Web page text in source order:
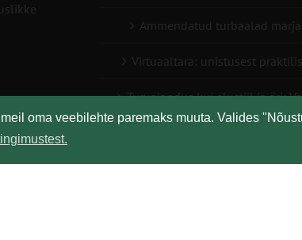
oma veebilehte paremaks muuta. Valides
Ammendatud turbaalad
Virtuaaltara: unistusest
Turuaiandus kui elustiil ja äri: